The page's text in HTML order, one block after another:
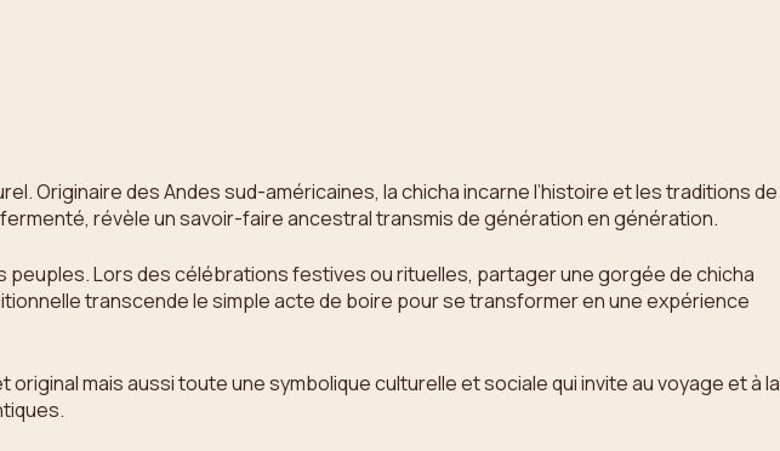
Originaire des Andes sud-américaines, la chicha incarne l’histoire et les traditions de
révèle un savoir-faire ancestral transmis de génération en génération.
Lors des célébrations festives ou rituelles, partager une gorgée de chicha
transcende le simple acte de boire pour se transformer en une expérience
mais aussi toute une symbolique culturelle et sociale qui invite au voyage et à la